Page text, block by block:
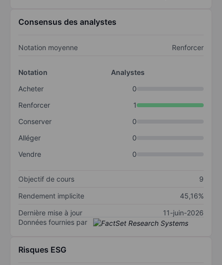
Consensus des analystes
Notation moyenne Renforcer
Notation
Analystes
Acheter
0
Renforcer
1
Conserver
0
Alléger
0
Vendre
0
Objectif de cours
9
Rendement implicite
45,16%
Dernière mise à jour
11-juin-2026
Données fournies par
Risques ESG